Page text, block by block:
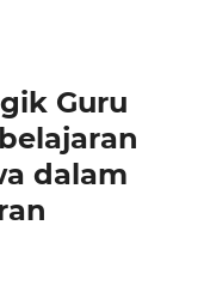
Guru
dalam